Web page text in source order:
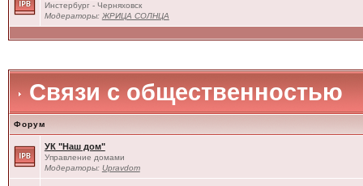
Инстербург - Черняховск
Модераторы: ЖРИЦА СОЛНЦА
Связи с общественностью
Форум
УК "Наш дом"
Управление домами
Модераторы: Upravdom